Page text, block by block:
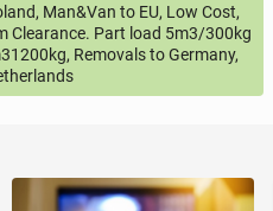
Man&Van to EU, Low Cost,
Clearance. Part load 5m3/300kg
Removals to Germany,